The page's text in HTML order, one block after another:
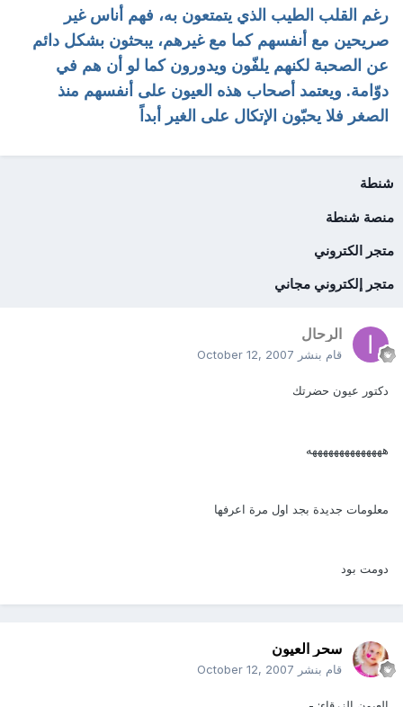
رغم القلب الطيب الذي يتمتعون به، فهم أناس غير
صريحين مع أنفسهم كما مع غيرهم، يبحثون بشكل دائم
عن الصحبة لكنهم يلفّون ويدورون كما لو أن هم في
دوّامة. ويعتمد أصحاب هذه العيون على أنفسهم منذ
الصغر فلا يحبّون الإتكال على الغير أبداً
شنطة
منصة شنطة
متجر الكتروني
متجر إلكتروني مجاني
الرحال
قام بنشر October 12, 2007
دكتور عيون حضرتك
ههههههههههههههه
معلومات جديدة بجد اول مرة اعرفها
دومت بود
سحر العيون
قام بنشر October 12, 2007